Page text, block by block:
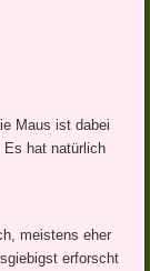
Maus ist dabei
hat natürlich
meistens eher
erforscht